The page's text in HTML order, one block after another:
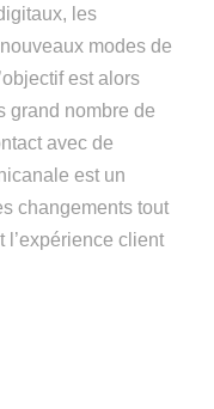
les
modes de
est alors
grand nombre de
avec de
est un
changements tout
l’expérience client